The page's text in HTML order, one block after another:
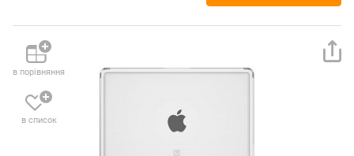
в порівняння
в список